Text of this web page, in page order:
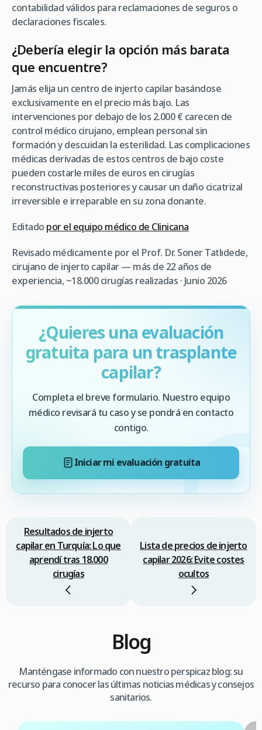
contabilidad válidos para reclamaciones de seguros o
declaraciones fiscales.
¿Debería elegir la opción más barata
que encuentre?
Jamás elija un centro de injerto capilar basándose
exclusivamente en el precio más bajo. Las
intervenciones por debajo de los 2.000 € carecen de
control médico cirujano, emplean personal sin
formación y descuidan la esterilidad. Las complicaciones
médicas derivadas de estos centros de bajo coste
pueden costarle miles de euros en cirugías
reconstructivas posteriores y causar un daño cicatrizal
irreversible e irreparable en su zona donante.
Editado por el equipo médico de Clinicana
Revisado médicamente por el Prof. Dr. Soner Tatlıdede,
cirujano de injerto capilar — más de 22 años de
experiencia, ~18.000 cirugías realizadas · Junio 2026
¿Quieres una evaluación
gratuita para un trasplante
capilar?
Completa el breve formulario. Nuestro equipo
médico revisará tu caso y se pondrá en contacto
contigo.
Iniciar mi evaluación gratuita
Resultados de injerto
capilar en Turquía: Lo que
aprendí tras 18.000
cirugías
Lista de precios de injerto
capilar 2026: Evite costes
ocultos
Blog
Manténgase informado con nuestro perspicaz blog: su
recurso para conocer las últimas noticias médicas y consejos
sanitarios.